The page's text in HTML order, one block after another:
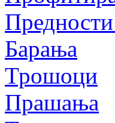
Барања
Трошоци
Прашања